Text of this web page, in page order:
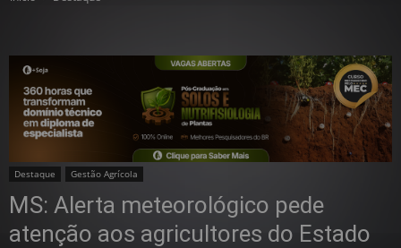
Destaque Gestão Agrícola
MS: Alerta meteorológico pede
atenção aos agricultores do Estado